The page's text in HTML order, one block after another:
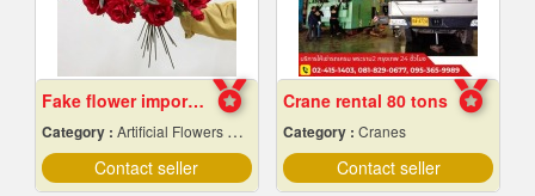
Fake flower import factory
Category : Artificial Flowers & Plants
Contact seller
Crane rental 80 tons
Category : Cranes
Contact seller